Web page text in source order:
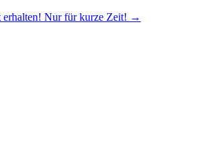
erhalten! Nur für kurze Zeit! →